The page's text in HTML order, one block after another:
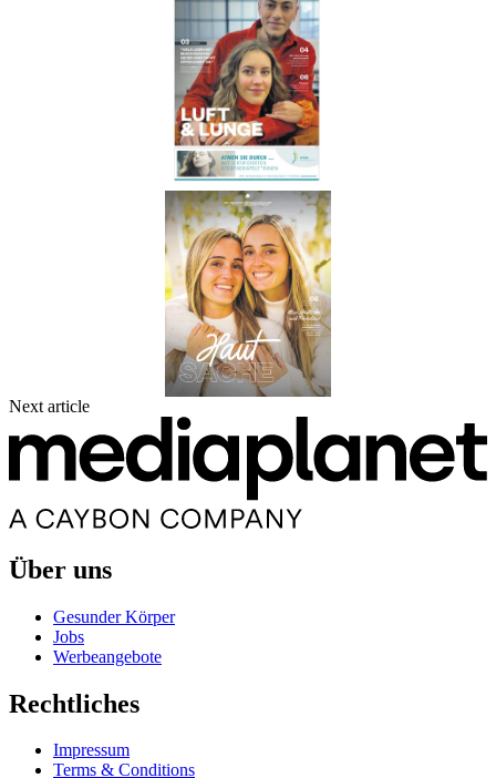
Next article
Über uns
Gesunder Körper
Jobs
Werbeangebote
Rechtliches
Impressum
Terms & Conditions